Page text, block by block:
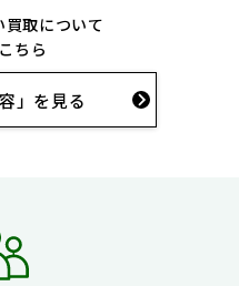
取について
ちら
」を見る